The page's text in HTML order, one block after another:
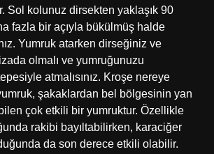
Sol kolunuz dirsekten yaklaşık 90
fazla bir açıyla bükülmüş halde
Yumruk atarken dirseğiniz ve
olmalı ve yumruğunuzu
atmalısınız. Kroşe nereye
şakaklardan bel bölgesinin yan
çok etkili bir yumruktur. Özellikle
rakibi bayıltabilirken, karaciğer
da son derece etkili olabilir.